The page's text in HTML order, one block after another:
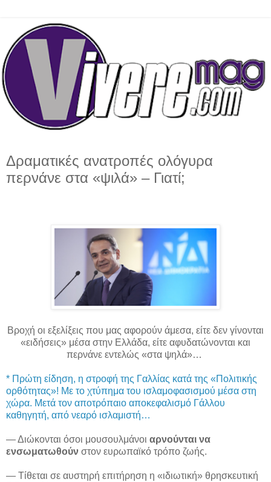
Δραματικές ανατροπές ολόγυρα
περνάνε στα «ψιλά» – Γιατί;
Βροχή οι εξελίξεις που μας αφορούν άμεσα, είτε δεν γίνονται
«ειδήσεις» μέσα στην Ελλάδα, είτε αφυδατώνονται και
περνάνε εντελώς «στα ψηλά»…
* Πρώτη είδηση, η στροφή της Γαλλίας κατά της «Πολιτικής
ορθότητας»! Με το χτύπημα του ισλαμοφασισμού μέσα στη
χώρα. Μετά τον αποτρόπαιο αποκεφαλισμό Γάλλου
καθηγητή, από νεαρό ισλαμιστή…
— Διώκονται όσοι μουσουλμάνοι αρνούνται να
ενσωματωθούν στον ευρωπαϊκό τρόπο ζωής.
— Τίθεται σε αυστηρή επιτήρηση η «ιδιωτική» θρησκευτική